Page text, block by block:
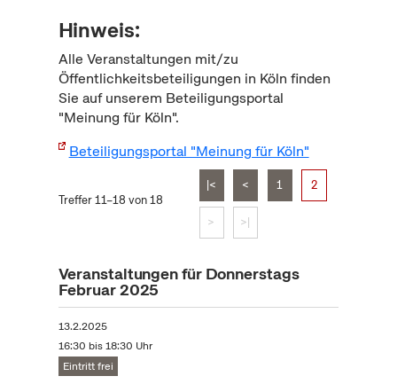
Hinweis:
Alle Veranstaltungen mit/zu
Öffentlichkeitsbeteiligungen in Köln finden
Sie auf unserem Beteiligungsportal
"Meinung für Köln".
Beteiligungsportal "Meinung für Köln"
Treffer 11–18 von 18
|< < 1 2
> >|
Veranstaltungen für Donnerstags
Februar 2025
13.2.2025
16:30 bis 18:30 Uhr
Eintritt frei